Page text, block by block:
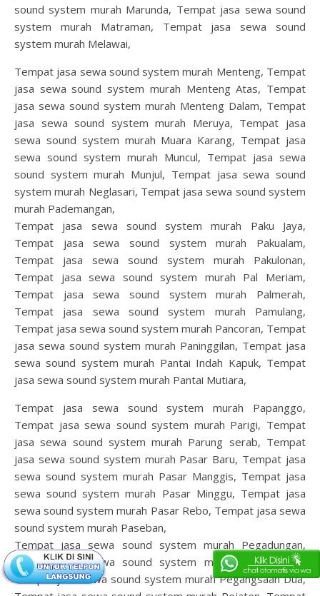
sound system murah Marunda, Tempat jasa sewa sound
system murah Matraman, Tempat jasa sewa sound
system murah Melawai,
Tempat jasa sewa sound system murah Menteng, Tempat
jasa sewa sound system murah Menteng Atas, Tempat
jasa sewa sound system murah Menteng Dalam, Tempat
jasa sewa sound system murah Meruya, Tempat jasa
sewa sound system murah Muara Karang, Tempat jasa
sewa sound system murah Muncul, Tempat jasa sewa
sound system murah Munjul, Tempat jasa sewa sound
system murah Neglasari, Tempat jasa sewa sound system
murah Pademangan,
Tempat jasa sewa sound system murah Paku Jaya,
Tempat jasa sewa sound system murah Pakualam,
Tempat jasa sewa sound system murah Pakulonan,
Tempat jasa sewa sound system murah Pal Meriam,
Tempat jasa sewa sound system murah Palmerah,
Tempat jasa sewa sound system murah Pamulang,
Tempat jasa sewa sound system murah Pancoran, Tempat
jasa sewa sound system murah Paninggilan, Tempat jasa
sewa sound system murah Pantai Indah Kapuk, Tempat
jasa sewa sound system murah Pantai Mutiara,
Tempat jasa sewa sound system murah Papanggo,
Tempat jasa sewa sound system murah Parigi, Tempat
jasa sewa sound system murah Parung serab, Tempat
jasa sewa sound system murah Pasar Baru, Tempat jasa
sewa sound system murah Pasar Manggis, Tempat jasa
sewa sound system murah Pasar Minggu, Tempat jasa
sewa sound system murah Pasar Rebo, Tempat jasa sewa
sound system murah Paseban,
Tempat jasa sewa sound system murah Pegadungan,
Tempat jasa sewa sound system murah Pegangsaan,
Tempat jasa sewa sound system murah Pegangsaan Dua,